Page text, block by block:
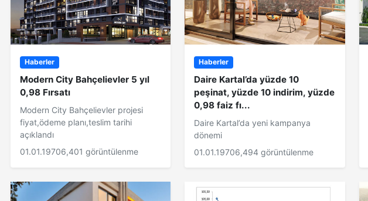
Haberler
Modern City Bahçelievler 5 yıl
0,98 Fırsatı
Modern City Bahçelievler projesi
fiyat,ödeme planı,teslim tarihi
açıklandı
01.01.19706,401 görüntülenme
Haberler
Daire Kartal’da yüzde 10
peşinat, yüzde 10 indirim, yüzde
0,98 faiz fı...
Daire Kartal’da yeni kampanya
dönemi
01.01.19706,494 görüntülenme